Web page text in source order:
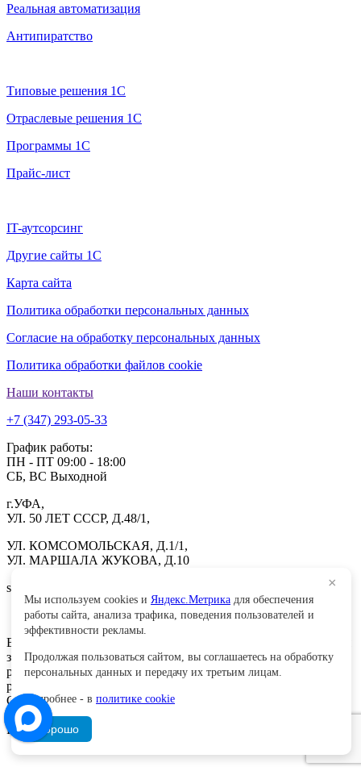
Реальная автоматизация
Антипиратство
Типовые решения 1С
Отраслевые решения 1С
Программы 1С
Прайс-лист
IT-аутсорсинг
Другие сайты 1С
Карта сайта
Политика обработки персональных данных
Согласие на обработку персональных данных
Политика обработки файлов cookie
Наши контакты
+7 (347) 293-05-33
График работы:
ПН - ПТ 09:00 - 18:00
СБ, ВС Выходной
г.УФА,
УЛ. 50 ЛЕТ СССР, Д.48/1,
УЛ. КОМСОМОЛЬСКАЯ, Д.1/1,
УЛ. МАРШАЛА ЖУКОВА, Д.10
sale.wels@yandex.ru
ГК ВЕЛС 1С
Все материалы сайта принадлежат ООО «Велс» и охраняются
законодательством РФ. Копирование, публикация или
распространение без предварительного письменного
разрешения строго запрещены.
Copyright © ООО «Велс», ИНН 0277084071, дата создания
сайта – 2025 г.
Разработка сайтов - WebCraft
×
Мы используем cookies и Яндекс.Метрика для обеспечения
работы сайта, анализа трафика, поведения пользователей и
эффективности рекламы.
Продолжая пользоваться сайтом, вы соглашаетесь на обработку
персональных данных и передачу их третьим лицам.
Подробнее - в политике cookie
Хорошо